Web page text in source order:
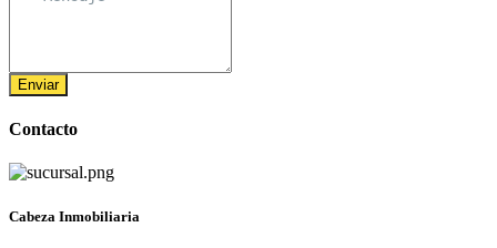
Enviar
Contacto
Cabeza Inmobiliaria